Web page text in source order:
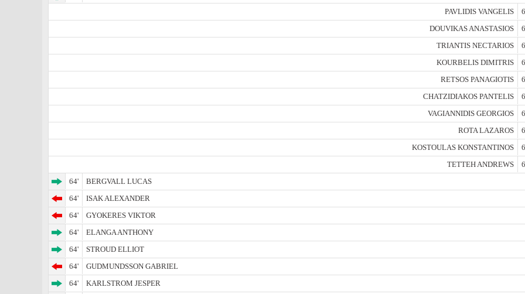
PAVLIDIS VANGELIS
DOUVIKAS ANASTASIOS
TRIANTIS NECTARIOS
KOURBELIS DIMITRIS
RETSOS PANAGIOTIS
CHATZIDIAKOS PANTELIS
VAGIANNIDIS GEORGIOS
ROTA LAZAROS
KOSTOULAS KONSTANTINOS
TETTEH ANDREWS
64'
BERGVALL LUCAS
64'
ISAK ALEXANDER
64'
GYOKERES VIKTOR
64'
ELANGA ANTHONY
64'
STROUD ELLIOT
64'
GUDMUNDSSON GABRIEL
64'
KARLSTROM JESPER